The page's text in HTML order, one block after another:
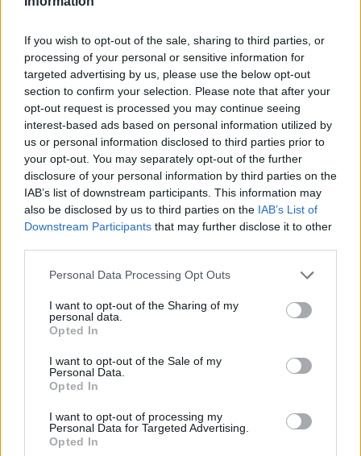
If you wish to opt-out of the sale, sharing to third parties, or
processing of your personal or sensitive information for
targeted advertising by us, please use the below opt-out
section to confirm your selection. Please note that after your
opt-out request is processed you may continue seeing
interest-based ads based on personal information utilized by
us or personal information disclosed to third parties prior to
your opt-out. You may separately opt-out of the further
disclosure of your personal information by third parties on the
IAB’s list of downstream participants. This information may
also be disclosed by us to third parties on the IAB’s List of
Downstream Participants that may further disclose it to other
Please note that this website/app uses one or more Google
not limited to your visit or usage behaviour. You may click to
grant or deny consent to Google and its third-party tags to
use your data for below specified purposes in below Google
consent section.
Personal Data Processing Opt Outs
I want to opt-out of the Sharing of my
personal data.
Opted In
I want to opt-out of the Sale of my
Personal Data.
Opted In
I want to opt-out of processing my
Personal Data for Targeted Advertising.
Opted In